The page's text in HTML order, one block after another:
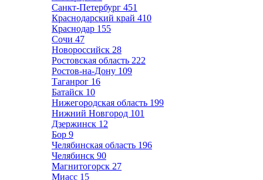
Санкт-Петербург 451
Краснодарский край 410
Краснодар 155
Сочи 47
Новороссийск 28
Ростовская область 222
Ростов-на-Дону 109
Таганрог 16
Батайск 10
Нижегородская область 199
Нижний Новгород 101
Дзержинск 12
Бор 9
Челябинская область 196
Челябинск 90
Магнитогорск 27
Миасс 15